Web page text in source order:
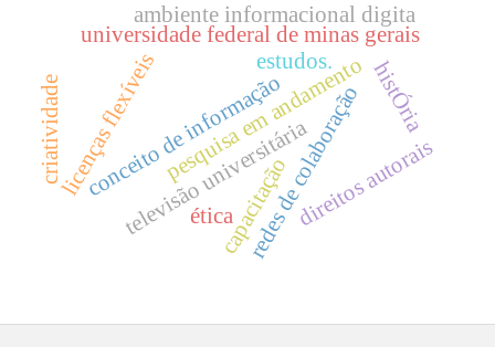
redes de colaboração
pesquisa em andamento
estudos.
televisão universitária
universidade federal de minas gerais
conceito de informação
ambiente informacional digita
licenças flexíveis direitos autorais
criatividade histÓria
capacitação
ética